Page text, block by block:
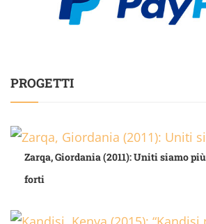
PROGETTI
Zarqa, Giordania (2011): Uniti siamo più
forti